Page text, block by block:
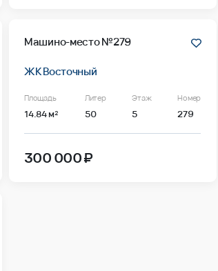
Машино-место №279
ЖК Восточный
Площадь
14.84 м²
Литер
50
Этаж
5
Номер
279
300 000 ₽